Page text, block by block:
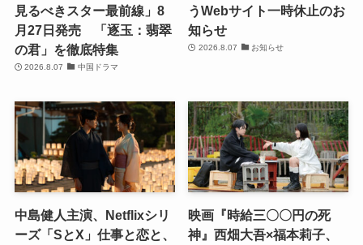
見るべきスター最前線」8
月27日発売 「逐玉：翡翠
の君」を徹底特集
2026.8.07 中国ドラマ
うWebサイト一時休止のお
知らせ
2026.8.07 お知らせ
中島健人主演、Netflixシリ
ーズ「SとX」仕事と恋と、
映画『時給三〇〇円の死
神』西畑大吾×福本莉子、